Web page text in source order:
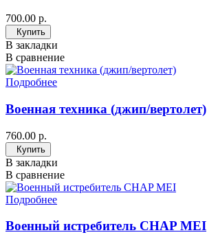
700.00 р.
Купить
В закладки
В сравнение
Подробнее
Военная техника (джип/вертолет)
760.00 р.
Купить
В закладки
В сравнение
Подробнее
Военный истребитель CHAP MEI